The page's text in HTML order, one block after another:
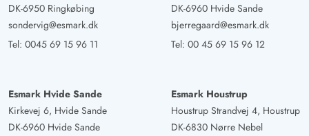
DK-6950 Ringkøbing
sondervig@esmark.dk
Tel: 0045 69 15 96 11
DK-6960 Hvide Sande
bjerregaard@esmark.dk
Tel: 00 45 69 15 96 12
Esmark Hvide Sande
Kirkevej 6, Hvide Sande
DK-6960 Hvide Sande
Esmark Houstrup
Houstrup Strandvej 4, Houstrup
DK-6830 Nørre Nebel